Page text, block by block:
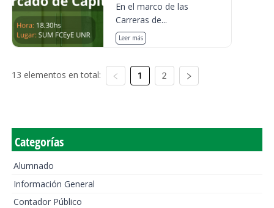
En el marco de las
Carreras de...
Leer más
13 elementos en total: 1 2
Categorías
Alumnado
Información General
Contador Público